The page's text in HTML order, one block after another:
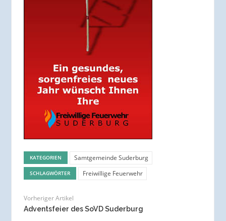
KATEGORIEN Samtgemeinde Suderburg
SCHLAGWÖRTER Freiwillige Feuerwehr
Vorheriger Artikel
Adventsfeier des SoVD Suderburg